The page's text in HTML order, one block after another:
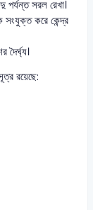
পর্যন্ত সরল রেখা।
সংযুক্ত করে কেন্দ্র
দৈর্ঘ্য।
রয়েছে: